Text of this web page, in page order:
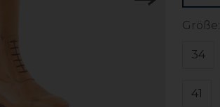
Größe:
34
41